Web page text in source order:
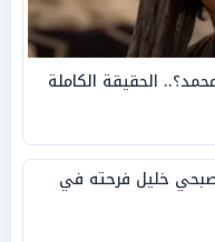
الحقيقة الكاملة
خليل فرحته في